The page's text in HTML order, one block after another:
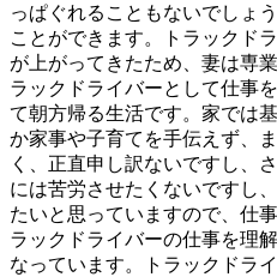
っぱぐれることもないでしょ
ことができます。トラックド
が上がってきたため、妻は専
ラックドライバーとして仕事
て朝方帰る生活です。家では
か家事や子育てを手伝えず、
く、正直申し訳ないですし、
には苦労させたくないですし
たいと思っていますので、仕
ラックドライバーの仕事を理
なっています。トラックドラ